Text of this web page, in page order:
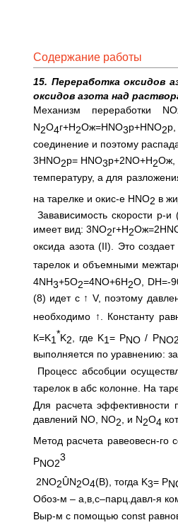
Содержание работы
15. Переработка оксидов
оксидов азота над
Механизм переработки
N2O4г+H2Oж=HNO3р+HNO2
соединение и поэтому
3HNO2р= HNO3р+2NO+H2Oж,
температуру, а для
на тарелке и окис-е HNO2 в
Завависимость скорости р-
имеет вид: 3NO2г+H2
оксида азота (II). Это
тарелок и объемными
4NH3+5O2=4NO+6H2O, DН=-
(8) идет с ↑ V, поэтому
необходимо ↑. Константу
К=K1
*K2 , где K1= PNO / PNO2
выполняется по уравнению:
Процесс абсобции
тарелок в абс колонне. На
Для расчета эффективности
давлений NO, NO2 , и N2O4
Метод расчета равеовесн-го
PNO2
3
2NO2ÛN2O4(В), тогда K3= P
Обоз-м – а,в,с–парц.давл-я
Выр-м с помощью const